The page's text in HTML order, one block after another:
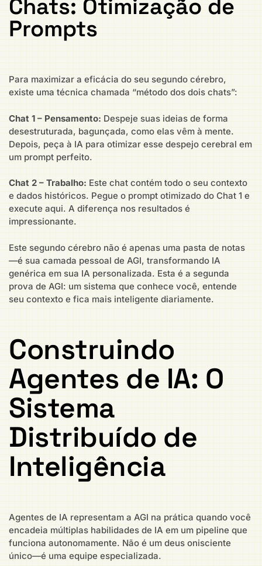
Chats: Otimização de
Prompts
Para maximizar a eficácia do seu segundo cérebro,
existe uma técnica chamada “método dos dois chats”:
Chat 1 – Pensamento: Despeje suas ideias de forma
desestruturada, bagunçada, como elas vêm à mente.
Depois, peça à IA para otimizar esse despejo cerebral em
um prompt perfeito.
Chat 2 – Trabalho: Este chat contém todo o seu contexto
e dados históricos. Pegue o prompt otimizado do Chat 1 e
execute aqui. A diferença nos resultados é
impressionante.
Este segundo cérebro não é apenas uma pasta de notas
—é sua camada pessoal de AGI, transformando IA
genérica em sua IA personalizada. Esta é a segunda
prova de AGI: um sistema que conhece você, entende
seu contexto e fica mais inteligente diariamente.
Construindo
Agentes de IA: O
Sistema
Distribuído de
Inteligência
Agentes de IA representam a AGI na prática quando você
encadeia múltiplas habilidades de IA em um pipeline que
funciona autonomamente. Não é um deus onisciente
único—é uma equipe especializada.